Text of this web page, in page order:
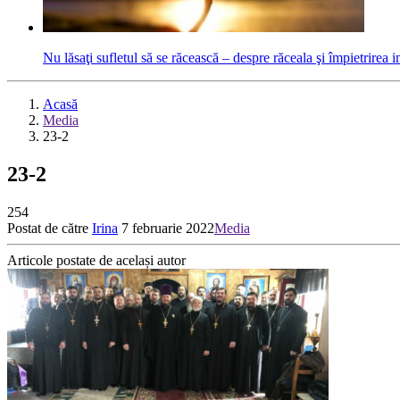
Nu lăsaţi sufletul să se răcească – despre răceala şi împietrirea
Acasă
Media
23-2
23-2
254
Postat de către Irina 7 februarie 2022Media
Articole postate de același autor